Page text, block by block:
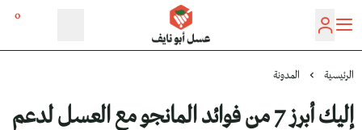
عسل أبو نايف
0
الرئيسية المدونة
إليك أبرز 7 من فوائد المانجو مع العسل لدعم